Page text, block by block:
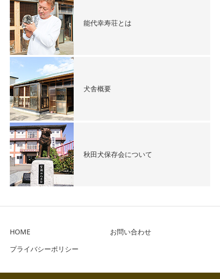
能代幸寿荘とは
犬舎概要
秋田犬保存会について
HOME
お問い合わせ
プライバシーポリシー